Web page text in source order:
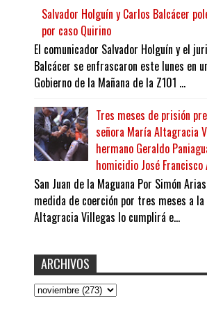
Salvador Holguín y Carlos Balcácer
por caso Quirino
El comunicador Salvador Holguín y el
Balcácer se enfrascaron este lunes en
Gobierno de la Mañana de la Z101 ...
Tres meses de prisión
señora María Altagracia
hermano Geraldo
homicidio José Francisco
San Juan de la Maguana Por Simón
medida de coerción por tres meses a
Altagracia Villegas lo cumplirá e...
ARCHIVOS